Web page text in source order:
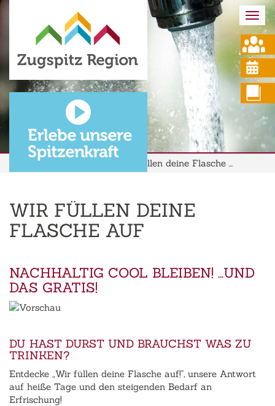
›
Team
›
Gesundheit & Soziales Wir füllen deine Flasche ...
WIR FÜLLEN DEINE
FLASCHE AUF
NACHHALTIG COOL BLEIBEN! ...UND
DAS GRATIS!
DU HAST DURST UND BRAUCHST WAS ZU
TRINKEN?
Entdecke „Wir füllen deine Flasche auf!", unsere Antwort
auf heiße Tage und den steigenden Bedarf an
Erfrischung!